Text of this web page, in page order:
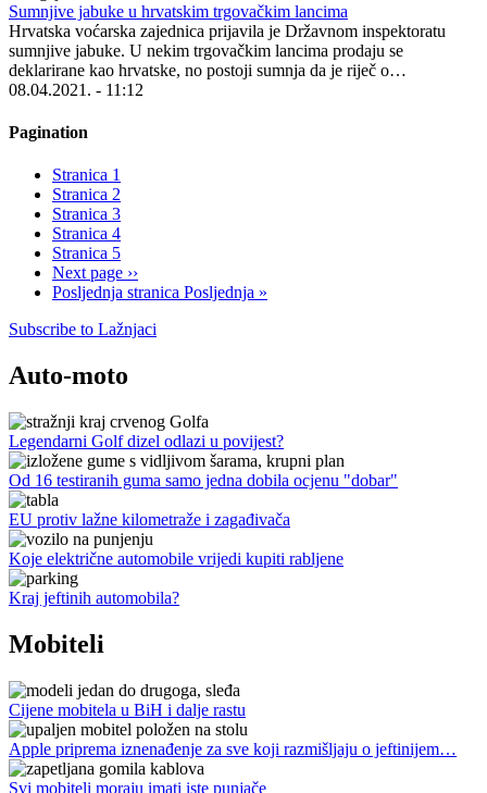
Sumnjive jabuke u hrvatskim trgovačkim lancima
Hrvatska voćarska zajednica prijavila je Državnom inspektoratu
sumnjive jabuke. U nekim trgovačkim lancima prodaju se
deklarirane kao hrvatske, no postoji sumnja da je riječ o…
08.04.2021. - 11:12
Pagination
Stranica 1
Stranica 2
Stranica 3
Stranica 4
Stranica 5
Next page ››
Posljednja stranica Posljednja »
Subscribe to Lažnjaci
Auto-moto
Legendarni Golf dizel odlazi u povijest?
Od 16 testiranih guma samo jedna dobila ocjenu "dobar"
EU protiv lažne kilometraže i zagađivača
Koje električne automobile vrijedi kupiti rabljene
Kraj jeftinih automobila?
Mobiteli
Cijene mobitela u BiH i dalje rastu
Apple priprema iznenađenje za sve koji razmišljaju o jeftinijem…
Svi mobiteli moraju imati iste punjače